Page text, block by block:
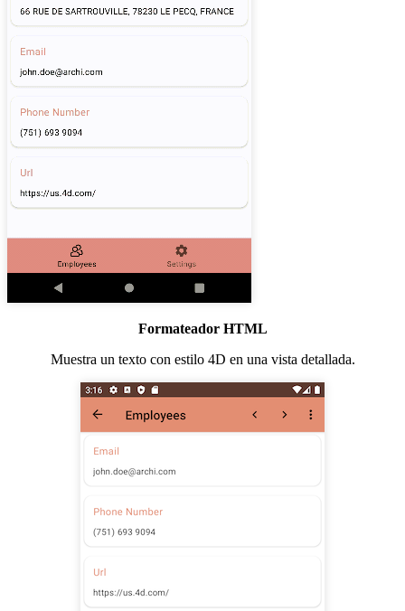
Formateador HTML
Muestra un texto con estilo 4D en una vista detallada.